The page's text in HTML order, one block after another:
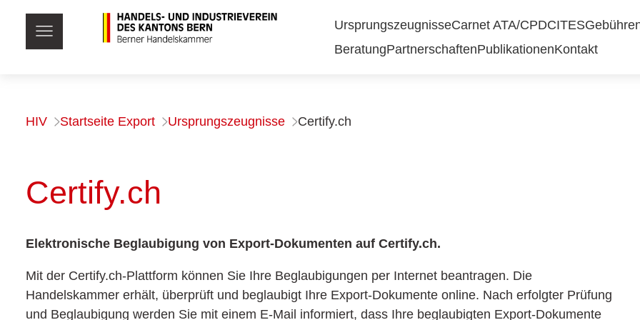
UrsprungszeugnisseCarnet ATA/CPDCITES
BeratungPartnerschaftenPublikationenKontakt
HIV Startseite Export Ursprungszeugnisse Certify.ch
Certify.ch
Elektronische Beglaubigung von Export-Dokumenten auf Certify.ch.
Mit der Certify.ch-Plattform können Sie Ihre Beglaubigungen per Internet beantragen. Die
Handelskammer erhält, überprüft und beglaubigt Ihre Export-Dokumente online. Nach erfolgter Prüfung
und Beglaubigung werden Sie mit einem E-Mail informiert, dass Ihre beglaubigten Export-Dokumente